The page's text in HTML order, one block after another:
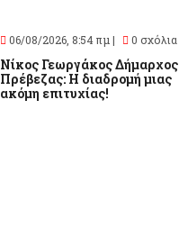
06/08/2026, 8:54 πμ | 0 σχόλια
Νίκος Γεωργάκος Δήμαρχος
Πρέβεζας: Η διαδρομή μιας
ακόμη επιτυχίας!